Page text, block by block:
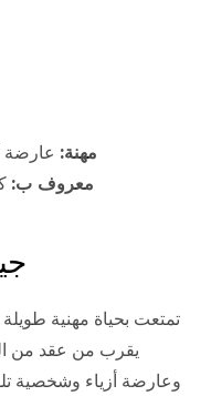
مهنة: عارضة
معروف ب:
تمتعت بحياة مهنية
يقرب من عقد من
وعارضة أزياء وشخصية